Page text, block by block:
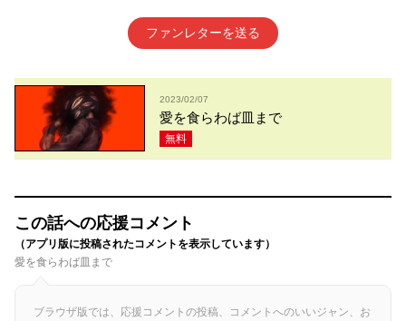
ファンレターを送る
2023/02/07
愛を食らわば皿まで
無料
この話への応援コメント
（アプリ版に投稿されたコメントを表示しています）
愛を食らわば皿まで
ブラウザ版では、応援コメントの投稿、コメントへのいいジャン、お